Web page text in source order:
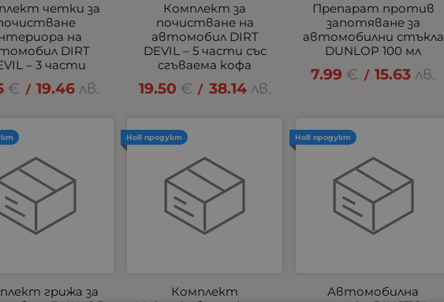
четки за
на
DIRT
– 3 части
€ / 19.46 лв.
Комплект за
почистване на
автомобил DIRT
DEVIL – 5 части със
сгъваема кофа
19.50 € / 38.14 лв.
Препарат против
запотяване за
автомобилни стъкла
DUNLOP 100 мл
7.99 € / 15.63 лв.
грижа за
Комплект
Нов продукт
Автомобилна
Нов продукт